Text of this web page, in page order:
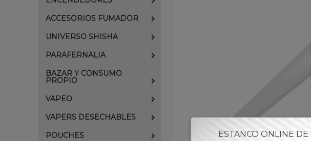
ACCESORIOS FUMADOR
UNIVERSO SHISHA
PARAFERNALIA
BAZAR Y CONSUMO
PROPIO
VAPEO
VAPERS DESECHABLES
POUCHES
ESTANCO ONLINE